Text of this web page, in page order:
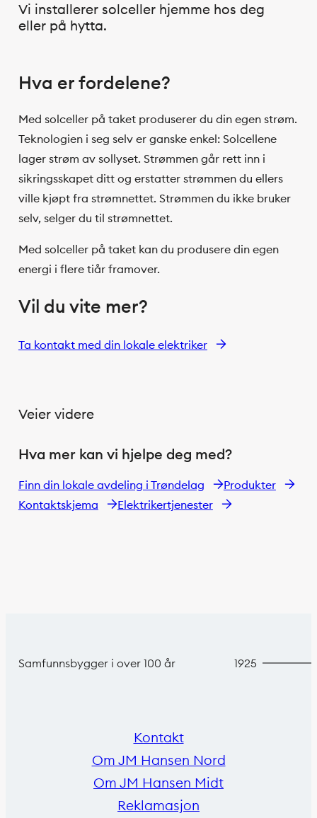
Vi installerer solceller hjemme hos deg
eller på hytta.
Hva er fordelene?
Med solceller på taket produserer du din egen strøm.
Teknologien i seg selv er ganske enkel: Solcellene
lager strøm av sollyset. Strømmen går rett inn i
sikringsskapet ditt og erstatter strømmen du ellers
ville kjøpt fra strømnettet. Strømmen du ikke bruker
selv, selger du til strømnettet.
Med solceller på taket kan du produsere din egen
energi i flere tiår framover.
Vil du vite mer?
Ta kontakt med din lokale elektriker
Veier videre
Hva mer kan vi hjelpe deg med?
Finn din lokale avdeling i Trøndelag
Produkter
Kontaktskjema
Elektrikertjenester
Samfunnsbygger i over 100 år 1925
Kontakt
Om JM Hansen Nord
Om JM Hansen Midt
Reklamasjon